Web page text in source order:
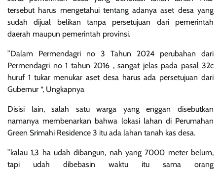
tersebut harus mengetahui tentang adanya aset desa yang
sudah dijual belikan tanpa persetujuan dari pemerintah
daerah maupun pemerintah provinsi.
‎”Dalam Permendagri no 3 Tahun 2024 perubahan dari
Permendagri no 1 tahun 2016 , sangat jelas pada pasal 32c
huruf 1 tukar menukar aset desa harus ada persetujuan dari
Gubernur “, Ungkapnya
‎‎Disisi lain, salah satu warga yang enggan disebutkan
namanya membenarkan bahwa lokasi lahan di Perumahan
Green Srimahi Residence 3 itu ada lahan tanah kas desa.
‎”kalau 1,3 ha udah dibangun, nah yang 7000 meter belum,
tapi udah dibebasin waktu itu sama orang